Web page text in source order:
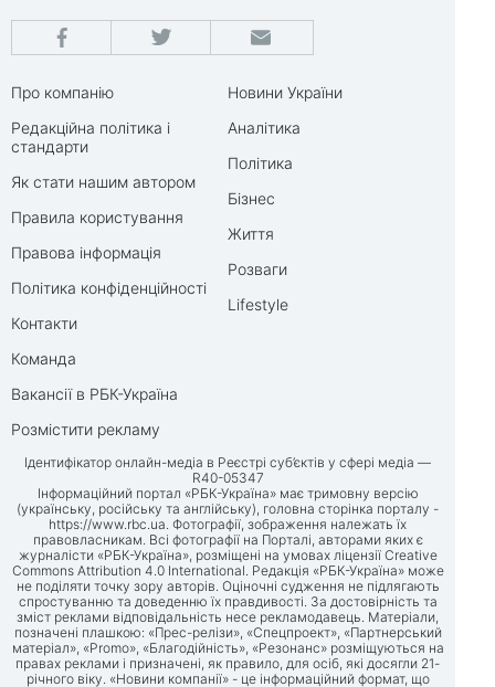
Про компанію
Редакційна політика і
стандарти
Як стати нашим автором
Правила користування
Правова інформація
Політика конфіденційності
Контакти
Команда
Вакансії в РБК-Україна
Розмістити рекламу
Новини України
Аналітика
Політика
Бізнес
Життя
Розваги
Lifestyle
Ідентифікатор онлайн-медіа в Реєстрі суб’єктів у сфері медіа —
R40-05347
Інформаційний портал «РБК-Україна» має тримовну версію
(українську, російську та англійську), головна сторінка порталу -
https://www.rbc.ua. Фотографії, зображення належать їх
правовласникам. Всі фотографії на Порталі, авторами яких є
журналісти «РБК-Україна», розміщені на умовах ліцензії Creative
Commons Attribution 4.0 International. Редакція «РБК-Україна» може
не поділяти точку зору авторів. Оціночні судження не підлягають
спростуванню та доведенню їх правдивості. За достовірність та
зміст реклами відповідальність несе рекламодавець. Матеріали,
позначені плашкою: «Прес-релізи», «Спецпроект», «Партнерський
матеріал», «Promo», «Благодійність», «Резонанс» розміщуються на
правах реклами і призначені, як правило, для осіб, які досягли 21-
річного віку. «Новини компанії» - це інформаційний формат, що